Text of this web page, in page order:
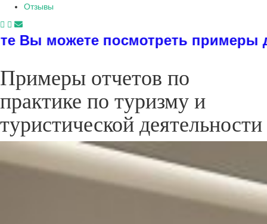
Отзывы
примеры диссертаций,
Примеры отчетов по
практике по туризму и
туристической деятельности